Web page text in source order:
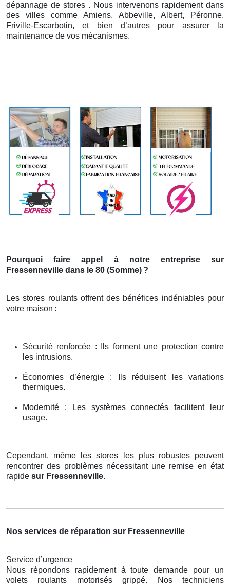
dépannage de stores . Nous intervenons rapidement dans
des villes comme Amiens, Abbeville, Albert, Péronne,
Friville-Escarbotin, et bien d’autres pour assurer la
maintenance de vos mécanismes.
Pourquoi faire appel à notre entreprise sur
Fressenneville dans le 80 (Somme) ?
Les stores roulants offrent des bénéfices indéniables pour
votre maison :
Sécurité renforcée : Ils forment une protection contre
les intrusions.
Économies d’énergie : Ils réduisent les variations
thermiques.
Modernité : Les systèmes connectés facilitent leur
usage.
Cependant, même les stores les plus robustes peuvent
rencontrer des problèmes nécessitant une remise en état
rapide sur Fressenneville.
Nos services de réparation sur Fressenneville
Service d’urgence
Nous répondons rapidement à toute demande pour un
volets roulants motorisés grippé. Nos techniciens